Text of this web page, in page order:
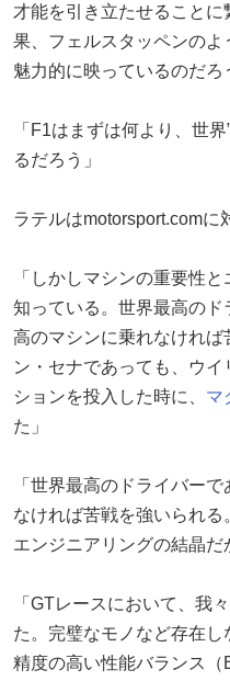
才能を引き立たせること
果、フェルスタッペンの
魅力的に映っているのだろ
「F1はまずは何より、世
るだろう」
ラテルはmotorsport.comに
「しかしマシンの重要性
知っている。世界最高の
高のマシンに乗れなければ
ン・セナであっても、ウ
ションを投入した時に、 マ
た」
「世界最高のドライバー
なければ苦戦を強いられ
エンジニアリングの結晶だ
「GTレースにおいて、我
た。完璧なモノなど存在
精度の高い性能バランス